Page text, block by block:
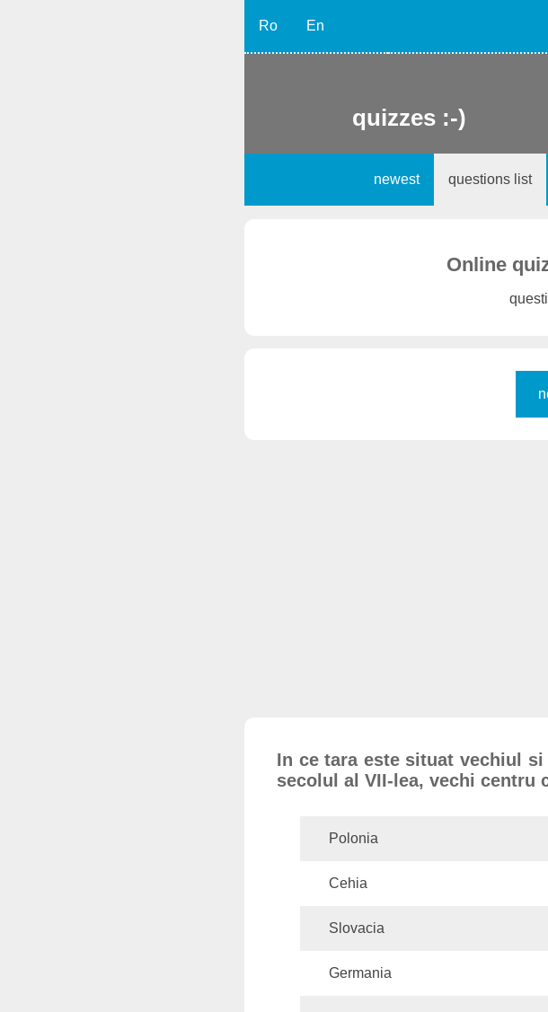
Ro En
quizzes :-)
newest questions list
Online
In ce tara este situat vechiul
secolul al VII-lea, vechi centru
Polonia
Cehia
Slovacia
Germania